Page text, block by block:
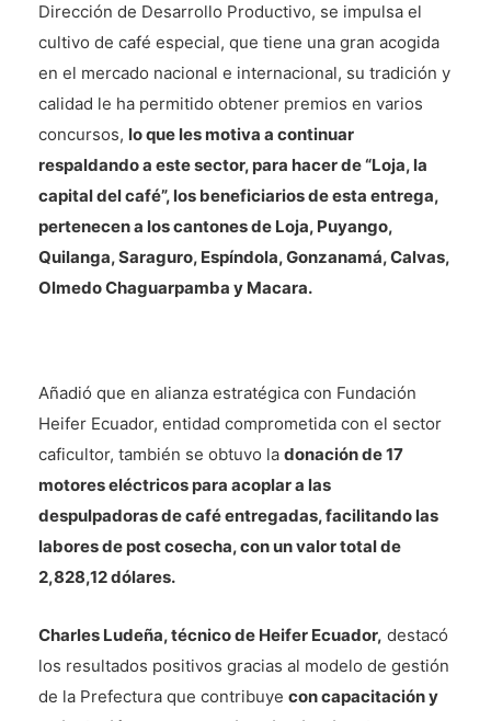
Dirección de Desarrollo Productivo, se impulsa el
cultivo de café especial, que tiene una gran acogida
en el mercado nacional e internacional, su tradición y
calidad le ha permitido obtener premios en varios
concursos, lo que les motiva a continuar
respaldando a este sector, para hacer de “Loja, la
capital del café”, los beneficiarios de esta entrega,
pertenecen a los cantones de Loja, Puyango,
Quilanga, Saraguro, Espíndola, Gonzanamá, Calvas,
Olmedo Chaguarpamba y Macara.
Añadió que en alianza estratégica con Fundación
Heifer Ecuador, entidad comprometida con el sector
caficultor, también se obtuvo la donación de 17
motores eléctricos para acoplar a las
despulpadoras de café entregadas, facilitando las
labores de post cosecha, con un valor total de
2,828,12 dólares.
Charles Ludeña, técnico de Heifer Ecuador, destacó
los resultados positivos gracias al modelo de gestión
de la Prefectura que contribuye con capacitación y